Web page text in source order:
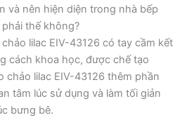
và nên hiện diện trong nhà bếp
thế không?
lilac EIV-43126 có tay cầm kết
cách khoa học, được chế tạo
chảo lilac EIV-43126 thêm phần
tâm lúc sử dụng và làm tối giản
bưng bê.